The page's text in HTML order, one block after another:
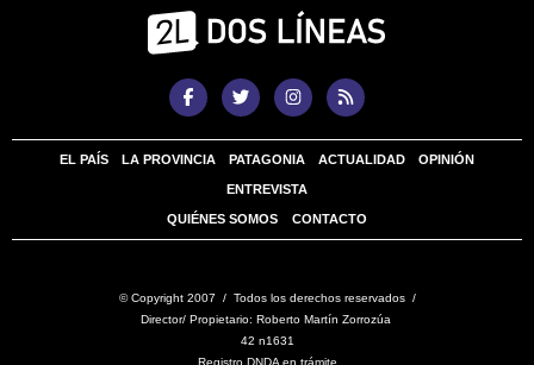
EL PAÍS LA PROVINCIA PATAGONIA ACTUALIDAD OPINIÓN
ENTREVISTA
QUIÉNES SOMOS CONTACTO
© Copyright 2007 / Todos los derechos reservados /
Director/ Propietario: Roberto Martín Zorrozúa
42 n1631
Registro DNDA en trámite